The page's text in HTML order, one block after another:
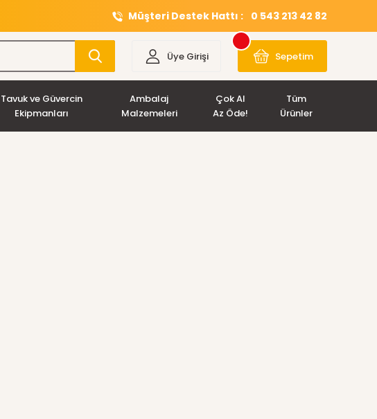
Müşteri Destek Hattı : 0 543 213 42 82
Üye Girişi Sepetim
Tavuk ve Güvercin
Ekipmanları
Ambalaj
Malzemeleri
Çok Al
Az Öde!
Tüm
Ürünler